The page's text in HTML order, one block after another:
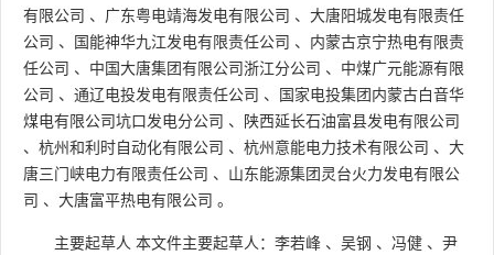
有限公司 、 广东粤电靖海发电有限公司 、 大唐阳城发电有限责任
公司 、 国能神华九江发电有限责任公司 、 内蒙古京宁热电有限责
任公司 、 中国大唐集团有限公司浙江分公司 、 中煤广元能源有限
公司 、 通辽电投发电有限责任公司 、
国家电投集团内蒙古白音华
煤电有限公司坑口发电分公司 、
陕西延长石油富县发电有限公司
、 杭州和利时自动化有限公司 、 杭州意能电力技术有限公司 、 大
唐三门峡电力有限责任公司 、 山东能源集团灵台火力发电有限公
司 、 大唐富平热电有限公司 。
主要起草人 本文件主要起草人：李若峰 、 吴钢 、 冯健 、 尹